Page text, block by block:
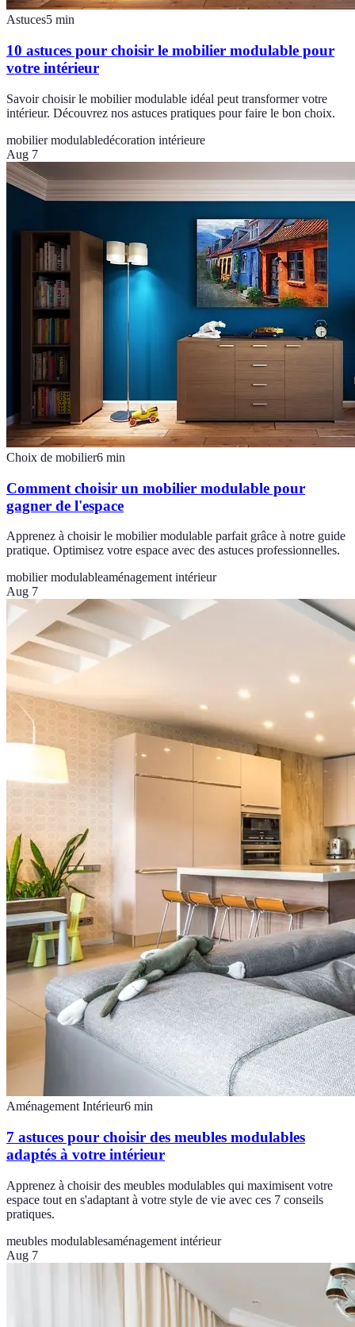
Astuces5 min
10 astuces pour choisir le mobilier modulable pour
votre intérieur
Savoir choisir le mobilier modulable idéal peut transformer votre
intérieur. Découvrez nos astuces pratiques pour faire le bon choix.
mobilier modulabledécoration intérieure
Aug 7
Choix de mobilier6 min
Comment choisir un mobilier modulable pour
gagner de l'espace
Apprenez à choisir le mobilier modulable parfait grâce à notre guide
pratique. Optimisez votre espace avec des astuces professionnelles.
mobilier modulableaménagement intérieur
Aug 7
Aménagement Intérieur6 min
7 astuces pour choisir des meubles modulables
adaptés à votre intérieur
Apprenez à choisir des meubles modulables qui maximisent votre
espace tout en s'adaptant à votre style de vie avec ces 7 conseils
pratiques.
meubles modulablesaménagement intérieur
Aug 7